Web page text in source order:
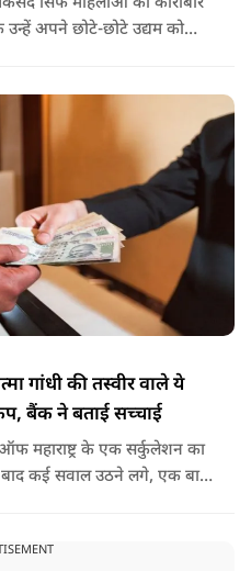
अपने छोटे-छोटे उद्यम को
गांधी की तस्वीर वाले ये
बैंक ने बताई सच्चाई
ऑफ महाराष्ट्र के एक सर्कुलेशन का
बाद कई सवाल उठने लगे, एक बार